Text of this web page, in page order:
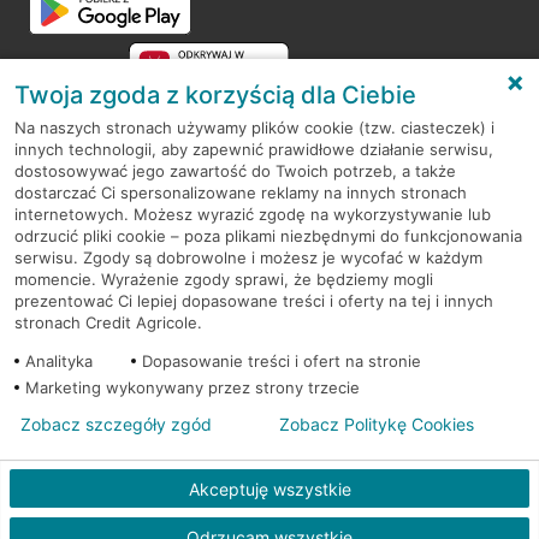
RODO
Regulamin serwisu
Mapa serwisu
PolitykaCookies
© 2026 Credit Agricole Bank Polska S.A. Wszelkie prawa zastrzeżone
Twoja zgoda z korzyścią dla Ciebie
Na naszych stronach używamy plików cookie (tzw. ciasteczek) i
innych technologii, aby zapewnić prawidłowe działanie serwisu,
dostosowywać jego zawartość do Twoich potrzeb, a także
dostarczać Ci spersonalizowane reklamy na innych stronach
internetowych. Możesz wyrazić zgodę na wykorzystywanie lub
odrzucić pliki cookie – poza plikami niezbędnymi do funkcjonowania
serwisu. Zgody są dobrowolne i możesz je wycofać w każdym
momencie. Wyrażenie zgody sprawi, że będziemy mogli
prezentować Ci lepiej dopasowane treści i oferty na tej i innych
stronach Credit Agricole.
Analityka
Dopasowanie treści i ofert na stronie
Marketing wykonywany przez strony trzecie
Akceptuję wszystkie
Zobacz szczegóły zgód Zobacz Politykę Cookies